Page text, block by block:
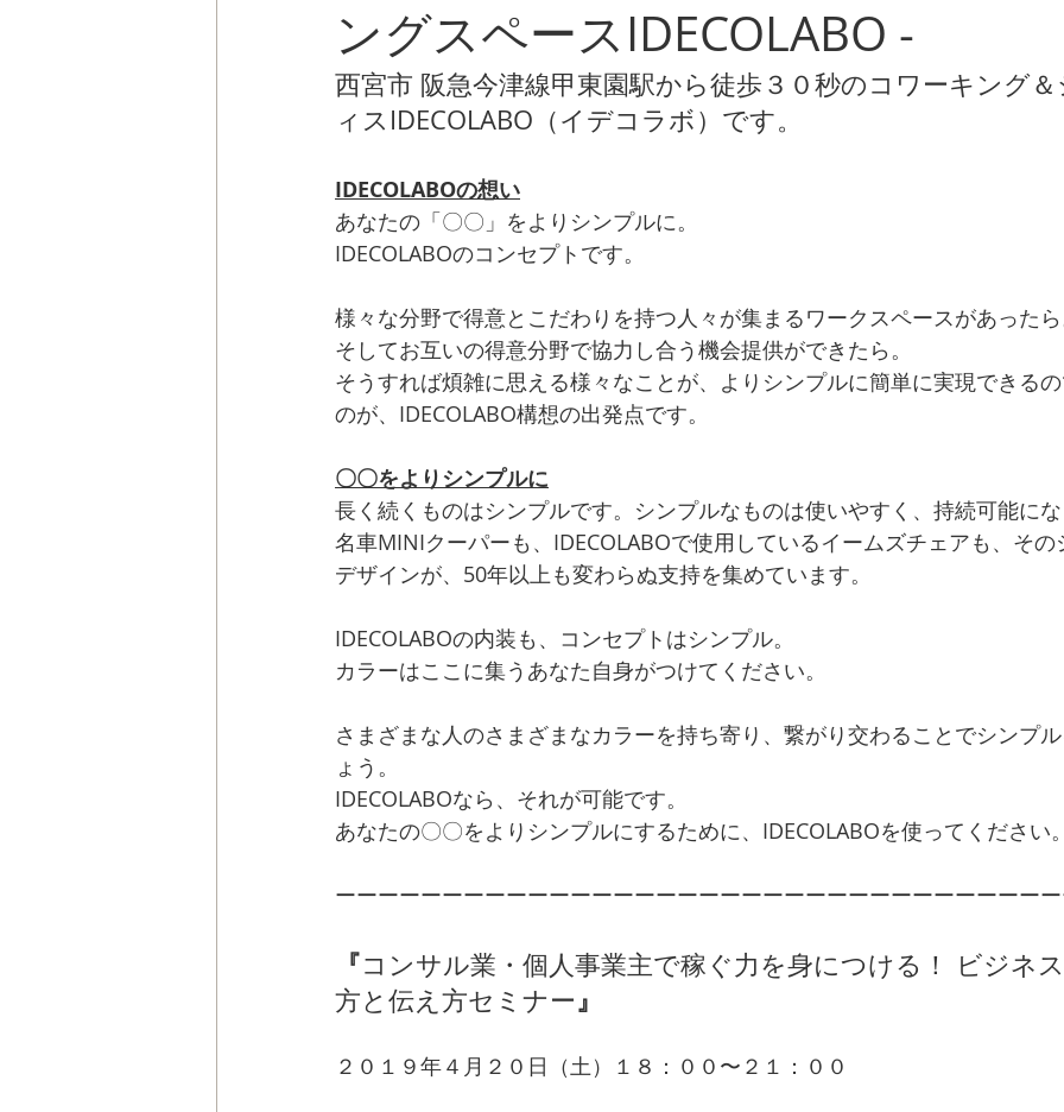
ングスペースIDECOLABO -
西宮市 阪急今津線甲東園駅から徒歩３０秒のコワーキング
ィスIDECOLABO（イデコラボ）です。
IDECOLABOの想い
あなたの「〇〇」をよりシンプルに。
IDECOLABOのコンセプトです。
様々な分野で得意とこだわりを持つ人々が集まるワークスペースがあったら
そしてお互いの得意分野で協力し合う機会提供ができたら。
そうすれば煩雑に思える様々なことが、よりシンプルに簡単に実現できる
のが、IDECOLABO構想の出発点です。
〇〇をよりシンプルに
長く続くものはシンプルです。シンプルなものは使いやすく、持続可能にな
名車MINIクーパーも、IDECOLABOで使用しているイームズチェアも、その
デザインが、50年以上も変わらぬ支持を集めています。
IDECOLABOの内装も、コンセプトはシンプル。
カラーはここに集うあなた自身がつけてください。
さまざまな人のさまざまなカラーを持ち寄り、繋がり交わることでシンプ
ょう。
IDECOLABOなら、それが可能です。
あなたの〇〇をよりシンプルにするために、IDECOLABOを使ってください。
ーーーーーーーーーーーーーーーーーーーーーーーーーーーーーーーーー
『コンサル業・個人事業主で稼ぐ力を身につける！ ビジネ
方と伝え方セミナー』
２０１９年４月２０日（土）１８：００〜２１：００